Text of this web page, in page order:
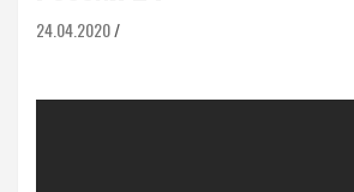
24.04.2020